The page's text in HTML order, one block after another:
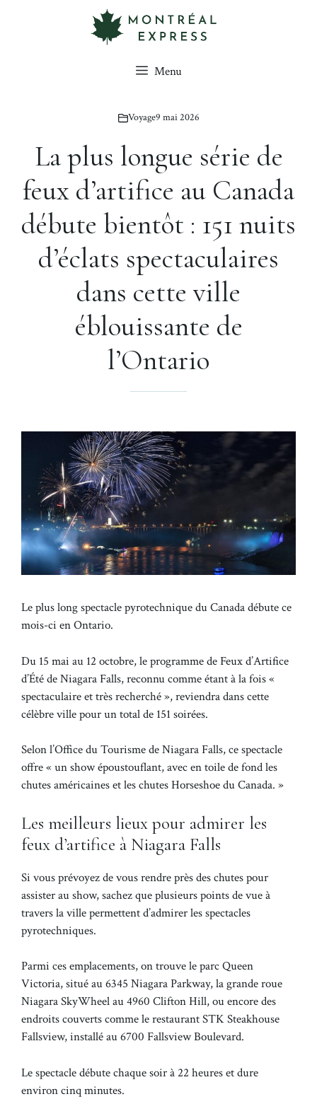
Menu
Voyage9 mai 2026
La plus longue série de
feux d’artifice au Canada
débute bientôt : 151 nuits
d’éclats spectaculaires
dans cette ville
éblouissante de
l’Ontario
Le plus long spectacle pyrotechnique du Canada débute ce
mois-ci en Ontario.
Du 15 mai au 12 octobre, le programme de Feux d’Artifice
d’Été de Niagara Falls, reconnu comme étant à la fois «
spectaculaire et très recherché », reviendra dans cette
célèbre ville pour un total de 151 soirées.
Selon l’Office du Tourisme de Niagara Falls, ce spectacle
offre « un show époustouflant, avec en toile de fond les
chutes américaines et les chutes Horseshoe du Canada. »
Les meilleurs lieux pour admirer les
feux d’artifice à Niagara Falls
Si vous prévoyez de vous rendre près des chutes pour
assister au show, sachez que plusieurs points de vue à
travers la ville permettent d’admirer les spectacles
pyrotechniques.
Parmi ces emplacements, on trouve le parc Queen
Victoria, situé au 6345 Niagara Parkway, la grande roue
Niagara SkyWheel au 4960 Clifton Hill, ou encore des
endroits couverts comme le restaurant STK Steakhouse
Fallsview, installé au 6700 Fallsview Boulevard.
Le spectacle débute chaque soir à 22 heures et dure
environ cinq minutes.